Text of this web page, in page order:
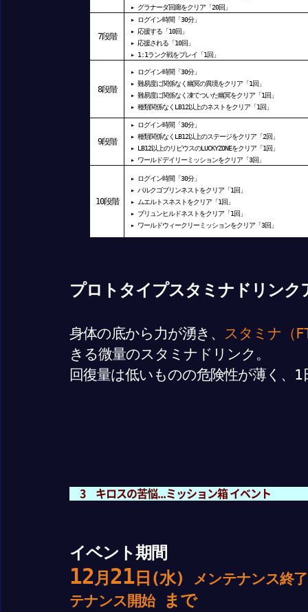
▸ グラナーダ回廊をクリア「20回」
7段階
▸ ログイン時間「30分」
▸ 応援する「10回」
▸ 応援される「10回」
▸ 1:1ランク戦をプレイ「1回」
8段階
▸ ログイン時間「30分」
▸ 難易度に関係なく幽冥の異境をクリア「1回」
▸ 難易度に関係なく凍てついた幽冥をクリア「1回」
▸ 種類関係なくLB12以上のネストをクリア「1回」
9段階
▸ ログイン時間「30分」
▸ 種類関係なくLB12以上のステージをクリア「2回」
▸ LB12以上のリピウスのLUCKYZONEをクリア「1回」
▸ ワールドデイリーミッションをクリア「3回」
10段階
▸ ログイン時間「30分」
▸ バルクゴブリンネストをクリア「1回」
▸
ムエルトスネストをクリア「1回」
▸ ブリュンヒルドネストをクリア「1回」
▸ ワールドウィークリーミッションをクリア「3回」
プロトタイプスタミナドリンク
身体の底から力が湧き、 スタミナ（
きる微量のスタミナドリンク。
回復量は低いものの危険性が薄く、
3 キロスの苦悩...ミッション箱 イベント
イベント期間
12月 21 日(水) メンテナンス終了
テナンス開始まで